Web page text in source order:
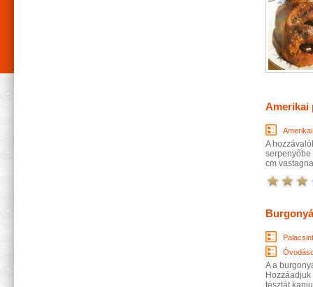
Amerikai
Amerikai
A
serpenyőbe
cm
A a
Hozzáadjuk
tésztát